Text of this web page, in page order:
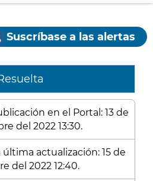
Suscríbase a las alertas
en el Portal: 13 de
del 2022 13:30.
última actualización: 15 de
del 2022 12:40.